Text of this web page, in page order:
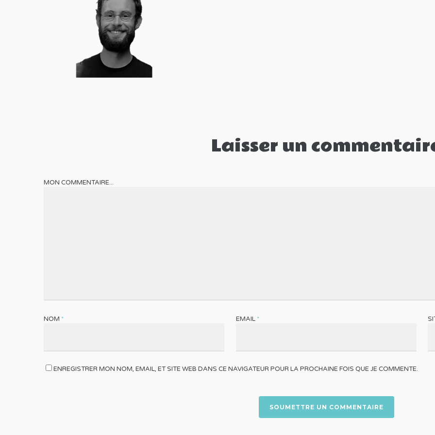
Laisser un
MON COMMENTAIRE...
NOM * EMAIL *
ENREGISTRER MON NOM, EMAIL, ET SITE WEB DANS CE NAVIGATEUR POUR LA PROCHAINE FOIS QUE JE COMMENTE.